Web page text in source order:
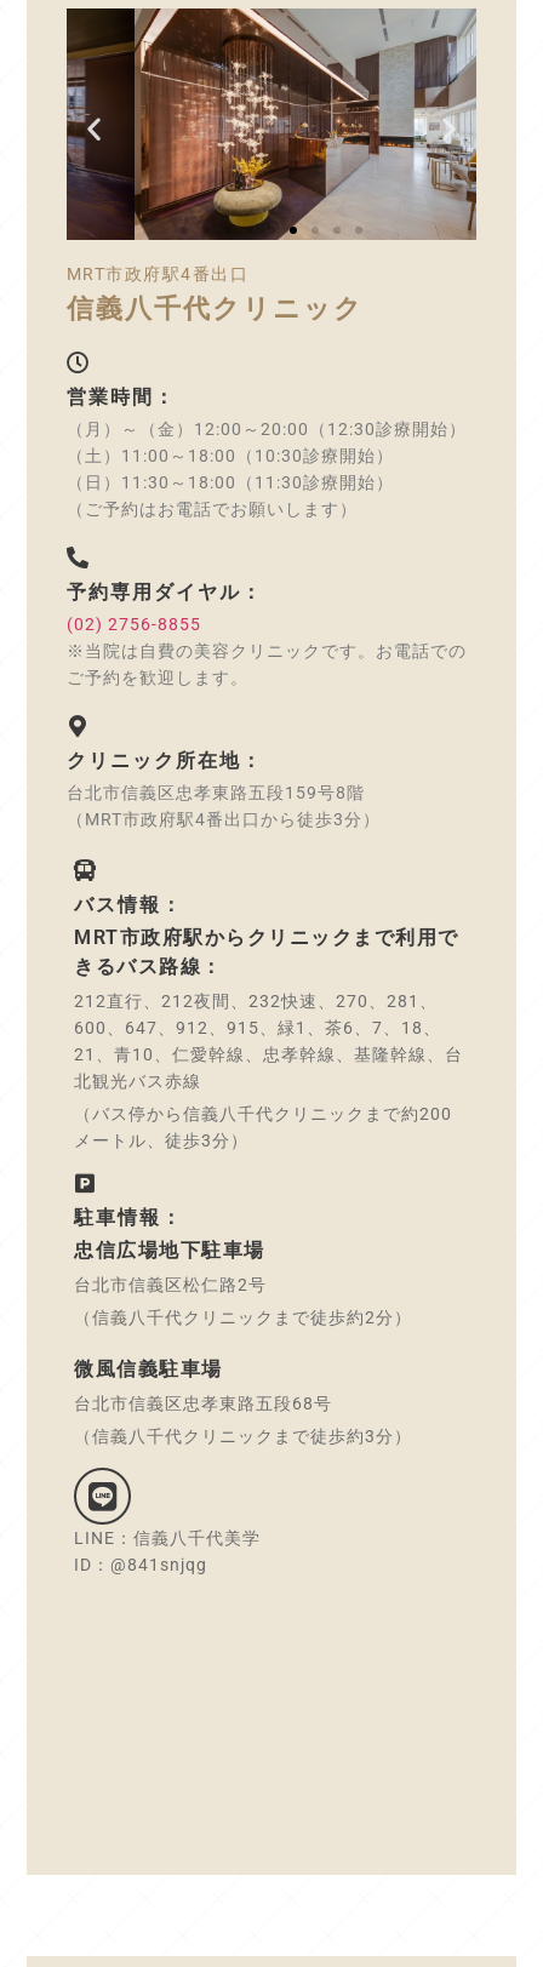
MRT市政府駅4番出口
信義八千代クリニック
営業時間：
（月）～（金）12:00～20:00（12:30診療開始）
（土）11:00～18:00（10:30診療開始）
（日）11:30～18:00（11:30診療開始）
（ご予約はお電話でお願いします）
予約専用ダイヤル：
(02) 2756-8855
※当院は自費の美容クリニックです。お電話での
ご予約を歓迎します。
クリニック所在地：
台北市信義区忠孝東路五段159号8階
（MRT市政府駅4番出口から徒歩3分）
バス情報：
MRT市政府駅からクリニックまで利用で
きるバス路線：
212直行、212夜間、232快速、270、281、
600、647、912、915、緑1、茶6、7、18、
21、青10、仁愛幹線、忠孝幹線、基隆幹線、台
北観光バス赤線
（バス停から信義八千代クリニックまで約200
メートル、徒歩3分）
駐車情報：
忠信広場地下駐車場
台北市信義区松仁路2号
（信義八千代クリニックまで徒歩約2分）
微風信義駐車場
台北市信義区忠孝東路五段68号
（信義八千代クリニックまで徒歩約3分）
LINE：信義八千代美学
ID：@841snjqg